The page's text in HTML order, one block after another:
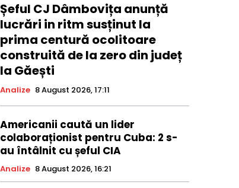
Șeful CJ Dâmbovița anunță
lucrări in ritm susținut la
prima centură ocolitoare
construită de la zero din județ
la Găești
Analize 8 August 2026, 17:11
Americanii caută un lider
colaboraționist pentru Cuba: 2 s-
au întâlnit cu șeful CIA
Analize 8 August 2026, 16:21